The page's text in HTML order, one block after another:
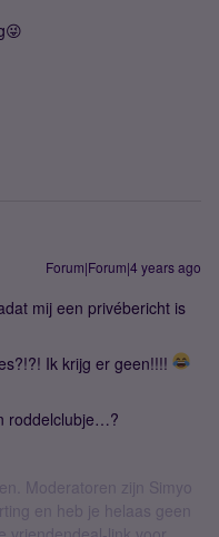
Forum|Forum|4 years ago
mij een privébericht is
Ik krijg er geen!!!!
roddelclubje…?
Moderatoren zijn Simyo
en heb je helaas geen